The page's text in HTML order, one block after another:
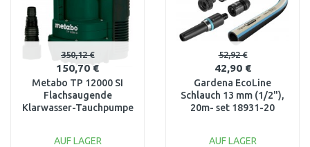
350,12 €
150,70 €
Metabo TP 12000 SI
Flachsaugende
Klarwasser-Tauchpumpe
AUF LAGER
52,92 €
42,90 €
Gardena EcoLine
Schlauch 13 mm (1/2"),
20m- set 18931-20
AUF LAGER